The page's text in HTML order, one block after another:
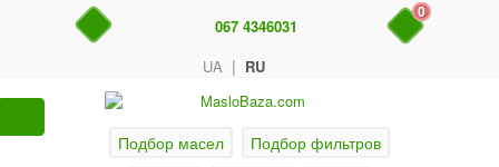
UA | RU
067 4346031
0
Подбор масел
Подбор фильтров